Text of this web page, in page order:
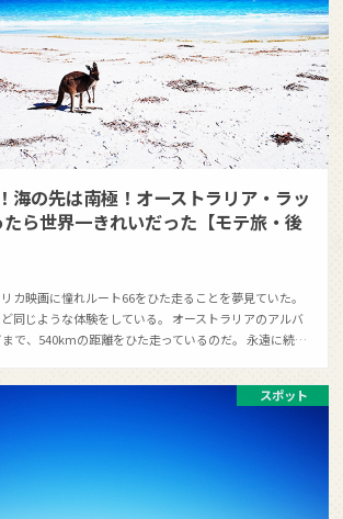
の先は南極！オーストラリア・ラッ
ら世界一きれいだった【モテ旅・後
カ映画に憧れルート66をひた走ることを夢見ていた。
同じような体験をしている。 オーストラリアのアルバ
で、540kmの距離をひた走っているのだ。 永遠に続…
スポット